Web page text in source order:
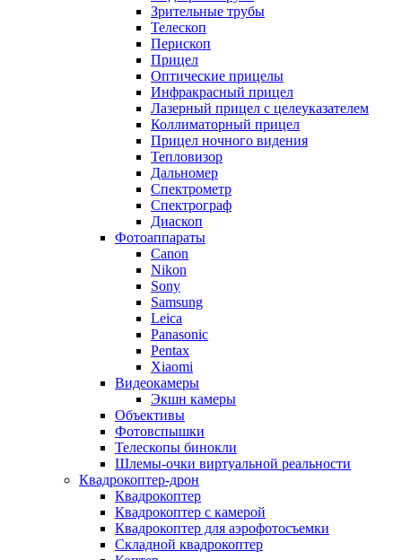
Зрительные трубы
Телескоп
Перископ
Прицел
Оптические прицелы
Инфракрасный прицел
Лазерный прицел с целеуказателем
Коллиматорный прицел
Прицел ночного видения
Тепловизор
Дальномер
Спектрометр
Спектрограф
Диаскоп
Фотоаппараты
Canon
Nikon
Sony
Samsung
Leica
Panasonic
Pentax
Xiaomi
Видеокамеры
Экшн камеры
Объективы
Фотовспышки
Телескопы бинокли
Шлемы-очки виртуальной реальности
Квадрокоптер-дрон
Квадрокоптер
Квадрокоптер с камерой
Квадрокоптер для аэрофотосъемки
Складной квадрокоптер